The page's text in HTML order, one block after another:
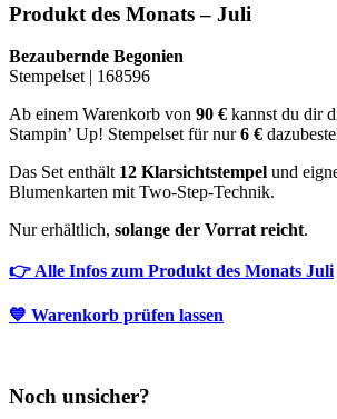
Produkt des Monats – Juli
Bezaubernde Begonien
Stempelset | 168596
Ab einem Warenkorb von 90 € kannst du dir
Stampin’ Up! Stempelset für nur6 €
Das Set enthält 12 Klarsichtstempel und
Blumenkarten mit Two-Step-Technik.
Nur erhältlich, solange der Vorrat reicht.
👉 Alle Infos zum Produkt des Monats Juli
💙 Warenkorb prüfen lassen
Noch unsicher?